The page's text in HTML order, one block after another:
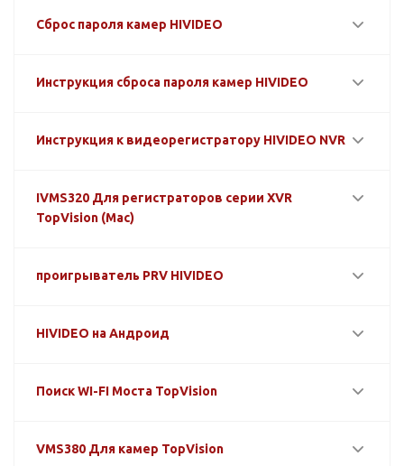
Сброс пароля камер HIVIDEO
Инструкция сброса пароля камер HIVIDEO
Инструкция к видеорегистратору HIVIDEO NVR
IVMS320 Для регистраторов серии XVR
TopVision (Mac)
проигрыватель PRV HIVIDEO
HIVIDEO на Андроид
Поиск WI-FI Моста TopVision
VMS380 Для камер TopVision